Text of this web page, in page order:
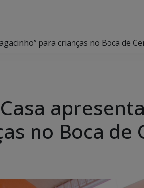
para crianças no Boca de
no Boca de